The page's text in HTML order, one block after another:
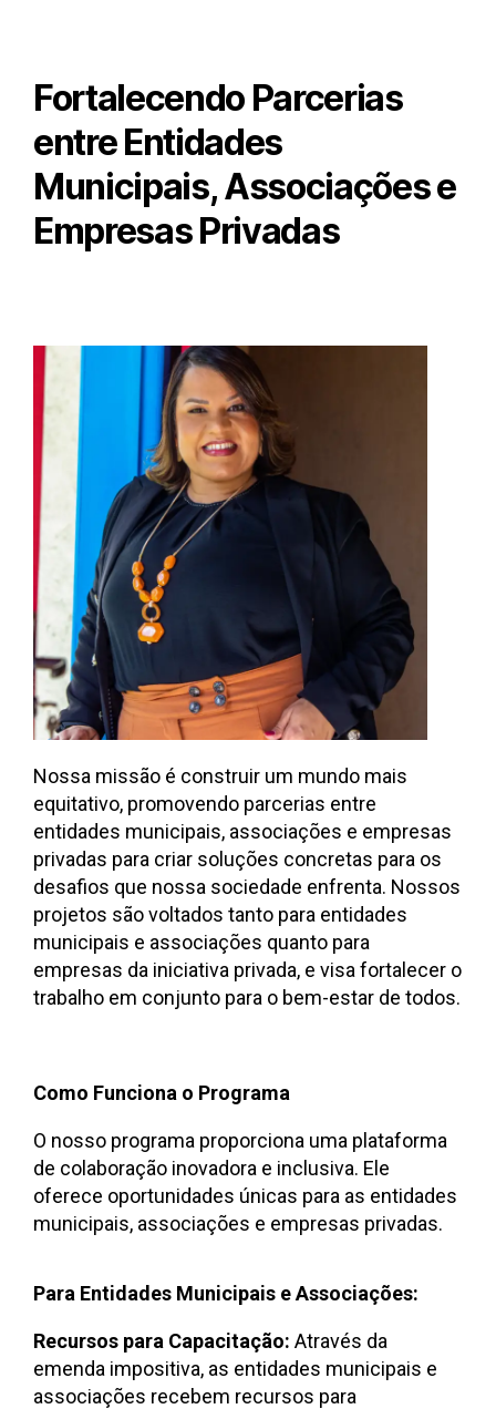
Fortalecendo Parcerias
entre Entidades
Municipais, Associações e
Empresas Privadas
Nossa missão é construir um mundo mais
equitativo, promovendo parcerias entre
entidades municipais, associações e empresas
privadas para criar soluções concretas para os
desafios que nossa sociedade enfrenta. Nossos
projetos são voltados tanto para entidades
municipais e associações quanto para
empresas da iniciativa privada, e visa fortalecer o
trabalho em conjunto para o bem-estar de todos.
Como Funciona o Programa
O nosso programa proporciona uma plataforma
de colaboração inovadora e inclusiva. Ele
oferece oportunidades únicas para as entidades
municipais, associações e empresas privadas.
Para Entidades Municipais e Associações:
Recursos para Capacitação: Através da
emenda impositiva, as entidades municipais e
associações recebem recursos para